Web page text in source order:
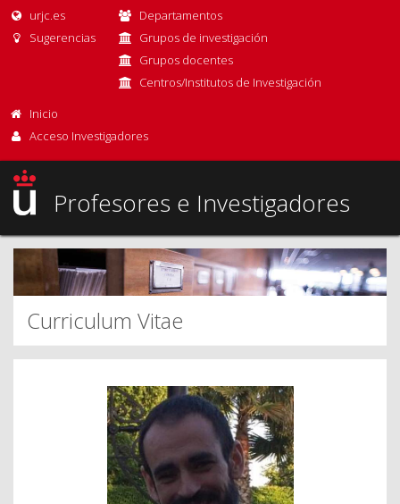
urjc.es
Sugerencias
Departamentos
Grupos de investigación
Grupos docentes
Centros/Institutos de Investigación
Inicio
Acceso Investigadores
Profesores e Investigadores
Curriculum Vitae